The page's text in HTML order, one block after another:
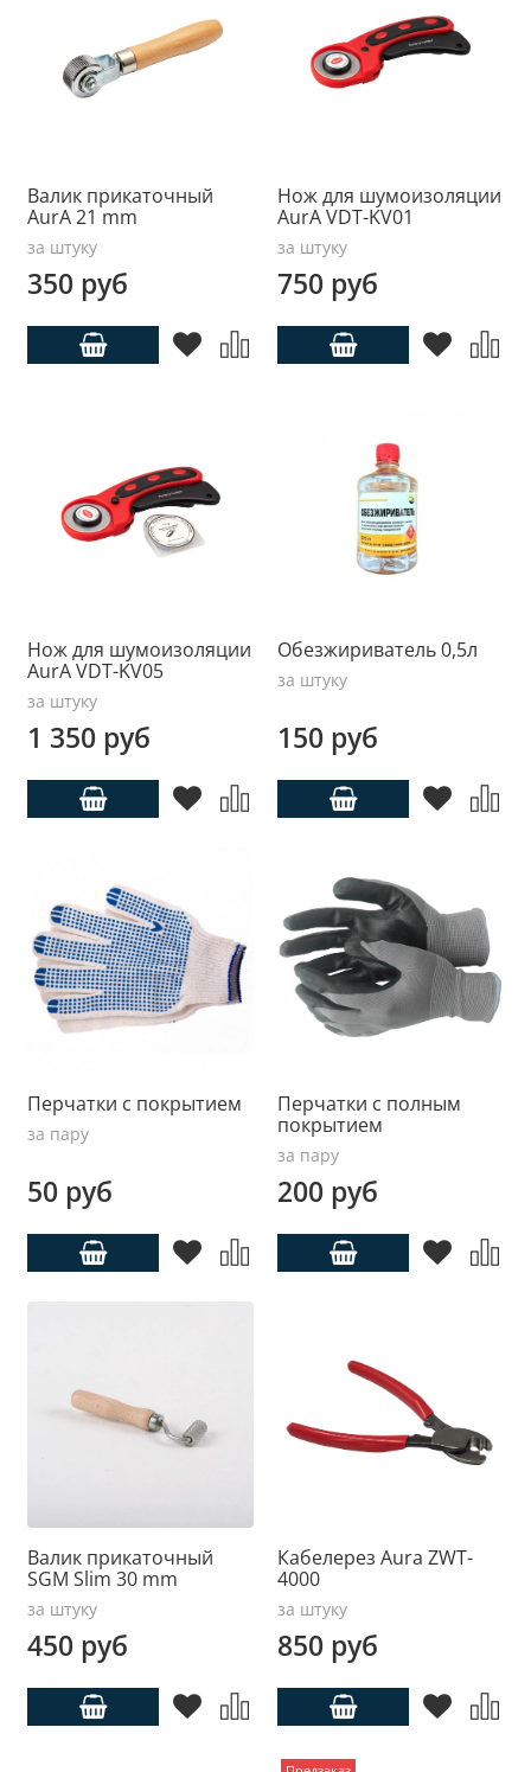
Валик прикаточный
AurA 21 mm
за штуку
350 руб
Нож для шумоизоляции
AurA VDT-KV01
за штуку
750 руб
Нож для шумоизоляции
AurA VDT-KV05
за штуку
1 350 руб
Обезжириватель 0,5л
за штуку
150 руб
Перчатки с покрытием
за пару
50 руб
Перчатки с полным
покрытием
за пару
200 руб
Валик прикаточный
SGM Slim 30 mm
за штуку
450 руб
Кабелерез Aura ZWT-
4000
за штуку
850 руб